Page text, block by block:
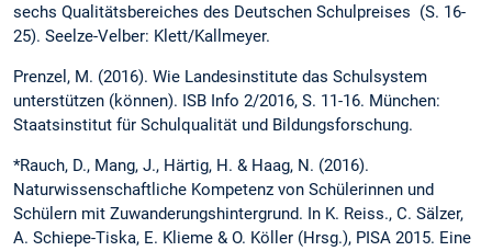
sechs Qualitätsbereiches des Deutschen Schulpreises (S. 16-
25). Seelze-Velber: Klett/Kallmeyer.
Prenzel, M. (2016). Wie Landesinstitute das Schulsystem
unterstützen (können). ISB Info 2/2016, S. 11-16. München:
Staatsinstitut für Schulqualität und Bildungs­forschung.
*Rauch, D., Mang, J., Härtig, H. & Haag, N. (2016).
Naturwissenschaftliche Kompetenz von Schülerinnen und
Schülern mit Zuwanderungshintergrund. In K. Reiss., C. Sälzer,
A. Schiepe-Tiska, E. Klieme & O. Köller (Hrsg.), PISA 2015. Eine